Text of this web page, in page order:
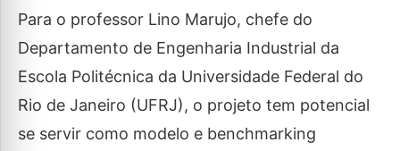
Para o professor Lino Marujo, chefe do
Departamento de Engenharia Industrial da
Escola Politécnica da Universidade Federal do
Rio de Janeiro (UFRJ), o projeto tem potencial
se servir como modelo e benchmarking